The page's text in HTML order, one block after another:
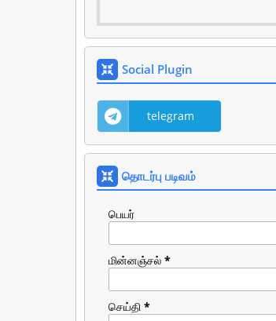
Social Plugin
telegram
தொடர்பு படிவம்
பெயர்
மின்னஞ்சல் *
செய்தி *